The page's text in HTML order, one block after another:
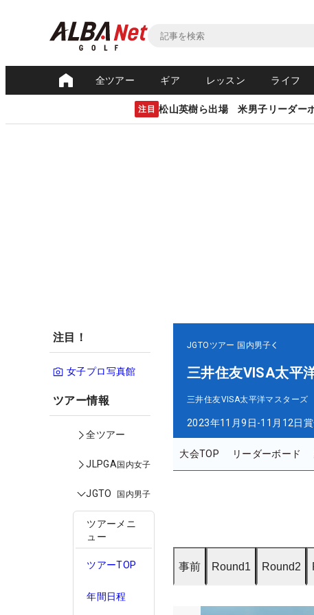
全ツアー ギア レッスン ライフ
注目 松山英樹ら出場 米男子リーダー
注目！
女子プロ写真館
ツアー情報
全ツアー
JLPGA国内女子
JGTO 国内男子
ツアーメニ
ュー
ツアーTOP
年間日程
JGTOツアー 国内男子
三井住友VISA太平
三井住友VISA太平洋マスターズ
2023年11月9日-11月12日
大会TOP リーダーボード
事前 Round1 Round2